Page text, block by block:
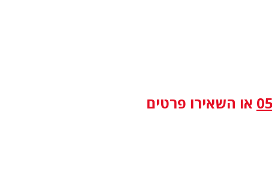
או השאירו פרטים